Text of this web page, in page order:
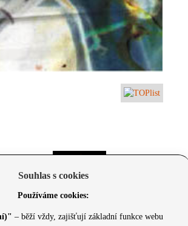
Souhlas s cookies
Používáme cookies:
– běží vždy, zajišťují základní funkce webu